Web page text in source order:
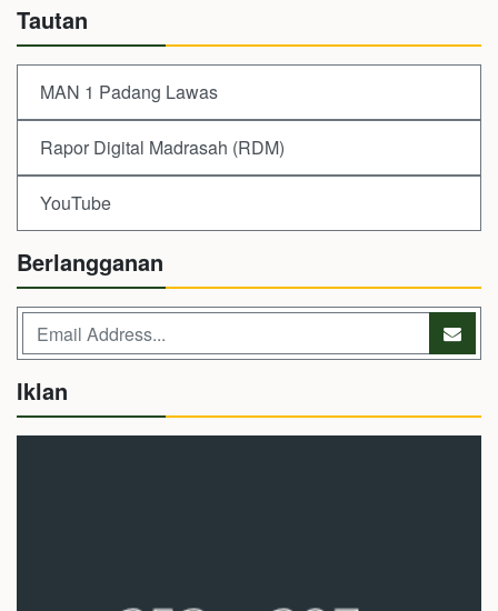
Tautan
MAN 1 Padang Lawas
Rapor Digital Madrasah (RDM)
YouTube
Berlangganan
Iklan